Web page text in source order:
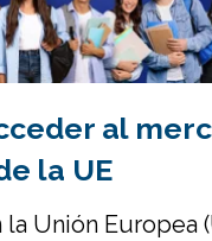
al
la UE
la Unión Europea